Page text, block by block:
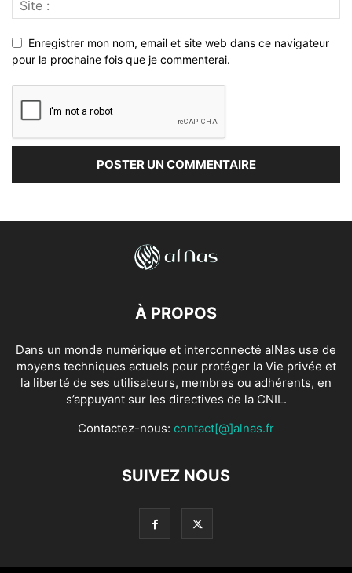
Enregistrer mon nom, email et site web dans ce navigateur
pour la prochaine fois que je commenterai.
À PROPOS
Dans un monde numérique et interconnecté alNas use de
moyens techniques actuels pour protéger la Vie privée et
la liberté de ses utilisateurs, membres ou adhérents, en
s’appuyant sur les directives de la CNIL.
Contactez-nous: contact[@]alnas.fr
SUIVEZ NOUS